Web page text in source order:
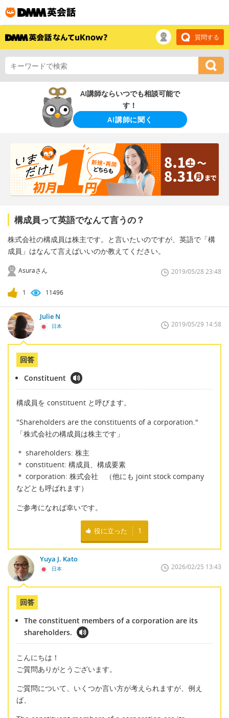
質問する
AI講師ならいつでも相談可能で
す！
AI講師に聞く
構成員って英語でなんて言うの？
株式会社の構成員は株主です。と言いたいのですが、英語で「構
成員」はなんて言えばいいのか教えてください。
Asuraさん 2019/05/28 23:48
1 11496
Julie N
日本 2019/05/29 14:58
回答
Constituent
構成員を constituent と呼びます。
"Shareholders are the constituents of a corporation."
「株式会社の構成員は株主です」
＊ shareholders: 株主
＊ constituent: 構成員、構成要素
＊ corporation: 株式会社 （他にも joint stock company
などとも呼ばれます）
ご参考になれば幸いです。
役に立った 1
Yuya J. Kato
日本 2026/02/25 13:43
回答
The constituent members of a corporation are its
shareholders.
こんにちは！
ご質問ありがとうございます。
ご質問について、いくつか言い方が考えられますが、例え
ば、